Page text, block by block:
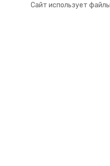
Сайт использует